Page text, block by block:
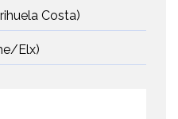
Costa)
Elx)